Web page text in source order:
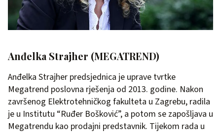
Anđelka Strajher (MEGATREND)
Anđelka Strajher predsjednica je uprave tvrtke
Megatrend poslovna rješenja od 2013. godine. Nakon
završenog Elektrotehničkog fakulteta u Zagrebu, radila
je u Institutu “Ruđer Bošković”, a potom se zapošljava u
Megatrendu kao prodajni predstavnik. Tijekom rada u